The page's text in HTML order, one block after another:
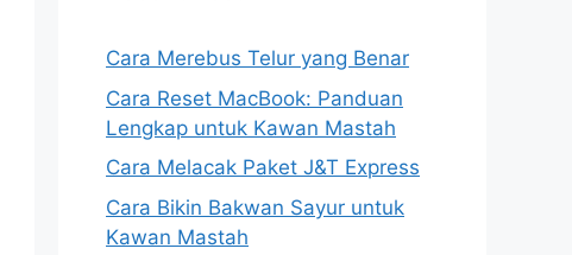
Cara Merebus Telur yang Benar
Cara Reset MacBook: Panduan
Lengkap untuk Kawan Mastah
Cara Melacak Paket J&T Express
Cara Bikin Bakwan Sayur untuk
Kawan Mastah